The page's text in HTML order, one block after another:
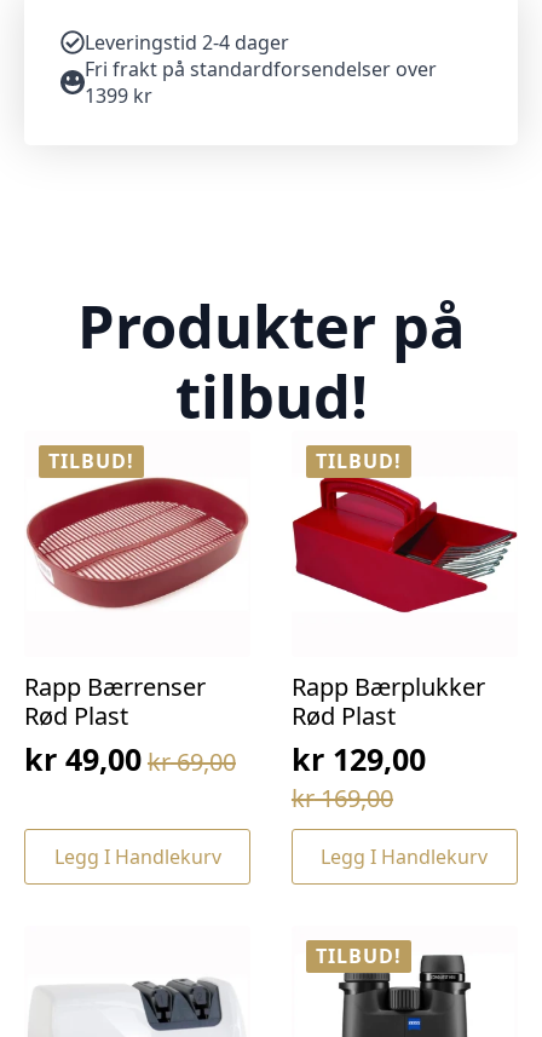
Leveringstid 2-4 dager
Fri frakt på standardforsendelser over
1399 kr
Produkter på
tilbud!
TILBUD!
Rapp Bærrenser
Rød Plast
kr69,00
Opprinnelig
var:
kr 69,00.
kr 49,00
Nåværende
er:
kr 49,00.
Legg I Handlekurv
TILBUD!
Rapp Bærplukker
Rød Plast
kr169,00
Opprinnelig
pris
var:
kr129,00
Nåværende
pris
er:Legg I Handlekurv
TILBUD!